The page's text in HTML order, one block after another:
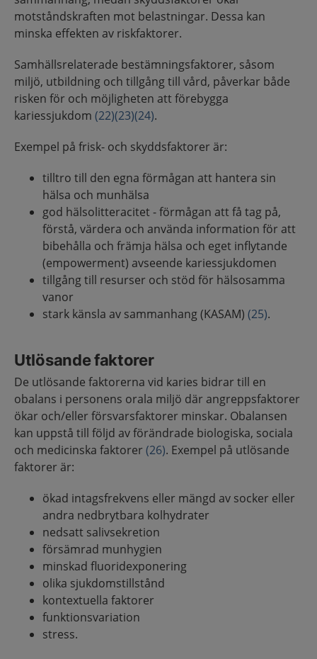
motståndskraften mot belastningar. Dessa kan
minska effekten av riskfaktorer.
Samhällsrelaterade bestämningsfaktorer, såsom
miljö, utbildning och tillgång till vård, påverkar både
risken för och möjligheten att förebygga
kariessjukdom (22)(23)(24).
Exempel på frisk- och skyddsfaktorer är:
tilltro till den egna förmågan att hantera sin
hälsa och munhälsa
god hälsolitteracitet - förmågan att få tag på,
förstå, värdera och använda information för att
bibehålla och främja hälsa och eget inflytande
(empowerment) avseende kariessjukdomen
tillgång till resurser och stöd för hälsosamma
vanor
stark känsla av sammanhang (KASAM) (25).
Utlösande faktorer
De utlösande faktorerna vid karies bidrar till en
obalans i personens orala miljö där angreppsfaktorer
ökar och/eller försvarsfaktorer minskar. Obalansen
kan uppstå till följd av förändrade biologiska, sociala
och medicinska faktorer (26). Exempel på utlösande
faktorer är:
ökad intagsfrekvens eller mängd av socker eller
andra nedbrytbara kolhydrater
nedsatt salivsekretion
försämrad munhygien
minskad fluoridexponering
olika sjukdomstillstånd
kontextuella faktorer
funktionsvariation
stress.